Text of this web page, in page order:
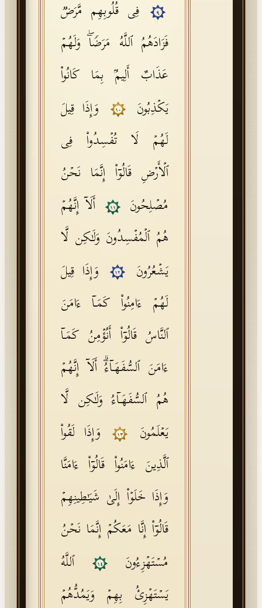
٩
فِی قُلُوبِهِم مَّرَضࣱ
فَزَادَهُمُ ٱللَّهُ مَرَضࣰاۖ وَلَهُمۡ
عَذَابٌ أَلِیمُۢ بِمَا كَانُوا۟
یَكۡذِبُونَ
١٠
وَإِذَا قِیلَ
لَهُمۡ لَا تُفۡسِدُوا۟ فِی
ٱلۡأَرۡضِ قَالُوۤا۟ إِنَّمَا نَحۡنُ
مُصۡلِحُونَ
١١
أَلَاۤ إِنَّهُمۡ
هُمُ ٱلۡمُفۡسِدُونَ وَلَـٰكِن لَّا
یَشۡعُرُونَ
١٢
وَإِذَا قِیلَ
لَهُمۡ ءَامِنُوا۟ كَمَاۤ ءَامَنَ
ٱلنَّاسُ قَالُوۤا۟ أَنُؤۡمِنُ كَمَاۤ
ءَامَنَ ٱلسُّفَهَاۤءُۗ أَلَاۤ إِنَّهُمۡ
هُمُ ٱلسُّفَهَاۤءُ وَلَـٰكِن لَّا
یَعۡلَمُونَ
١٣
وَإِذَا لَقُوا۟
ٱلَّذِینَ ءَامَنُوا۟ قَالُوۤا۟ ءَامَنَّا
وَإِذَا خَلَوۡا۟ إِلَىٰ شَیَـٰطِینِهِمۡ
قَالُوۤا۟ إِنَّا مَعَكُمۡ إِنَّمَا نَحۡنُ
مُسۡتَهۡزِءُونَ
١٤
ٱللَّهُ
یَسۡتَهۡزِئُ بِهِمۡ وَیَمُدُّهُمۡ